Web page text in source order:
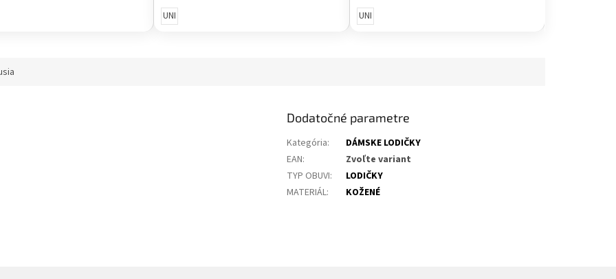
UNI UNI
Dodatočné parametre
Kategória:
DÁMSKE LODIČKY
EAN:
Zvoľte variant
TYP OBUVI:
LODIČKY
MATERIÁL: KOŽENÉ